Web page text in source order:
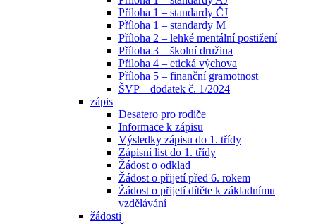
Příloha 1 – standardy ČJ
Příloha 1 – standardy M
Příloha 2 – lehké mentální postižení
Příloha 3 – školní družina
Příloha 4 – etická výchova
Příloha 5 – finanční gramotnost
ŠVP – dodatek č. 1/2024
zápis
Desatero pro rodiče
Informace k zápisu
Výsledky zápisu do 1. třídy
Zápisní list do 1. třídy
Žádost o odklad
Žádost o přijetí před 6. rokem
Žádost o přijetí dítěte k základnímu
vzdělávání
žádosti